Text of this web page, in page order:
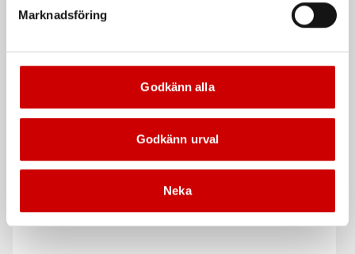
Marknadsföring
Godkänn alla
Godkänn urval
Neka
Clipssortiment Audi/VW
500 delar. Levereras i plastinsats.
Plastinsats 4 fack
För SYSTEM-väskor med svart lock
De som köpte, köpte även